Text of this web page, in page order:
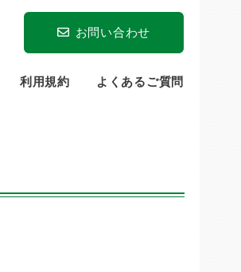
お問い合わせ
利用規約 よくあるご質問